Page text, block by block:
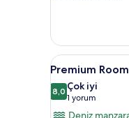
Suite
Sea
View
Adults
Only
hakkında
Premium
Room
Sea
View
8
Premium
8,08,0 / 10
Çok iyi
1 yorum
(1
yorum)
Deniz